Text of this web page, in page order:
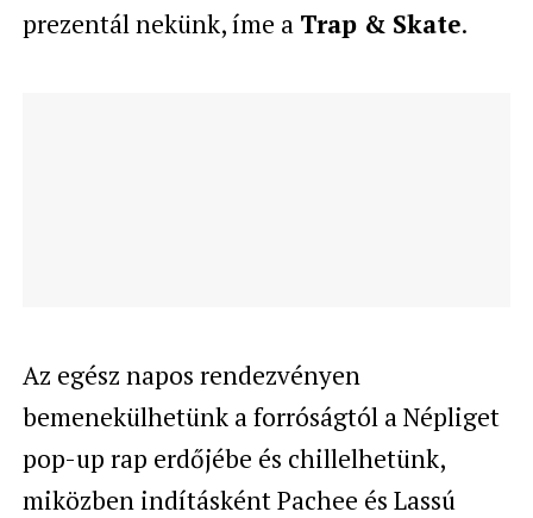
prezentál nekünk, íme a Trap & Skate.
Az egész napos rendezvényen
bemenekülhetünk a forróságtól a Népliget
pop-up rap erdőjébe és chillelhetünk,
miközben indításként Pachee és Lassú